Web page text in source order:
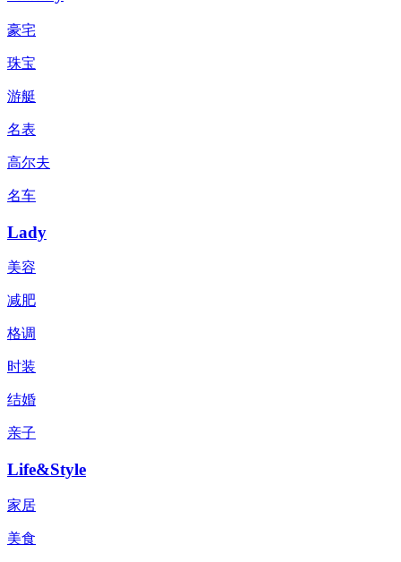
豪宅
珠宝
游艇
名表
高尔夫
名车
Lady
美容
减肥
格调
时装
结婚
亲子
Life&Style
家居
美食